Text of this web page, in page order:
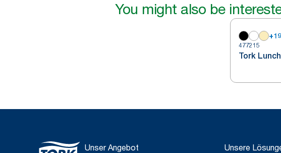
You might also be
+19
477215
Tork
Unser Angebot Unsere